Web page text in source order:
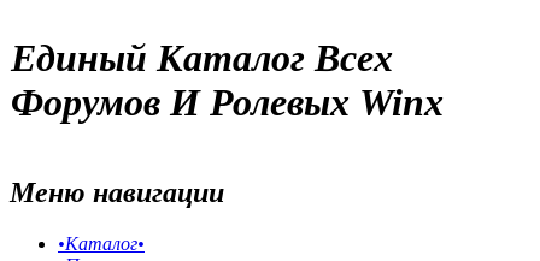
Единый Каталог Всех
Форумов И Ролевых Winx
Меню навигации
•Каталог•